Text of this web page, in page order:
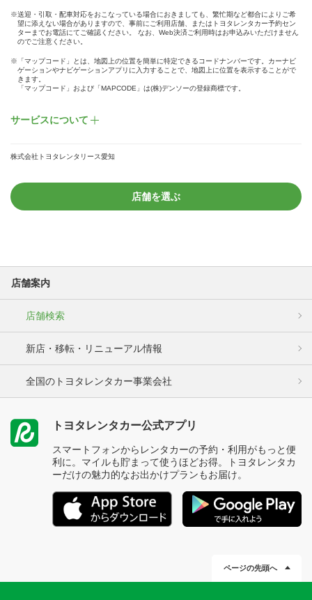
※送迎・引取・配車対応をおこなっている場合におきましても、繁忙期など都合によりご希
望に添えない場合がありますので、事前にご利用店舗、またはトヨタレンタカー予約セン
ターまでお電話にてご確認ください。 なお、Web決済ご利用時はお申込みいただけません
のでご注意ください。
※「マップコード」とは、地図上の位置を簡単に特定できるコードナンバーです。カーナビ
ゲーションやナビゲーションアプリに入力することで、地図上に位置を表示することがで
きます。
「マップコード」および「MAPCODE」は(株)デンソーの登録商標です。
サービスについて
株式会社トヨタレンタリース愛知
店舗を選ぶ
店舗案内
店舗検索
新店・移転・リニューアル情報
全国のトヨタレンタカー事業会社
トヨタレンタカー公式アプリ
スマートフォンからレンタカーの予約・利用がもっと便
利に。マイルも貯まって使うほどお得。トヨタレンタカ
ーだけの魅力的なお出かけプランもお届け。
ページの先頭へ